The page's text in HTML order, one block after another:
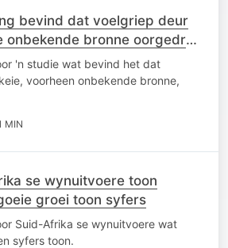
bevind dat voelgriep deur
onbekende bronne oorgedra
'n studie wat bevind het dat
voorheen onbekende bronne,
MIN
se wynuitvoere toon
groei toon syfers
Suid-Afrika se wynuitvoere wat
syfers toon.